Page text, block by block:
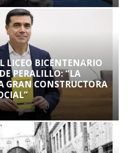
LICEO BICENTENARIO
PERALILLO: “LA
GRAN CONSTRUCTORA